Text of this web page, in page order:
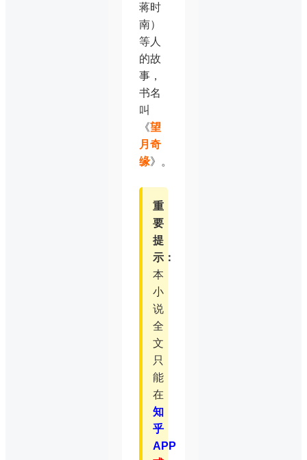
蒋时
南）
等人
的故
事，
书名
叫
《望
月奇
缘》。
重
要
提
示：
本
小
说
全
文
只
能
在
知
乎
APP